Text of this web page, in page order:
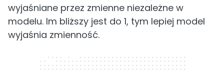
wyjaśniane przez zmienne niezależne w
modelu. Im bliższy jest do 1, tym lepiej model
wyjaśnia zmienność.
300 x 250